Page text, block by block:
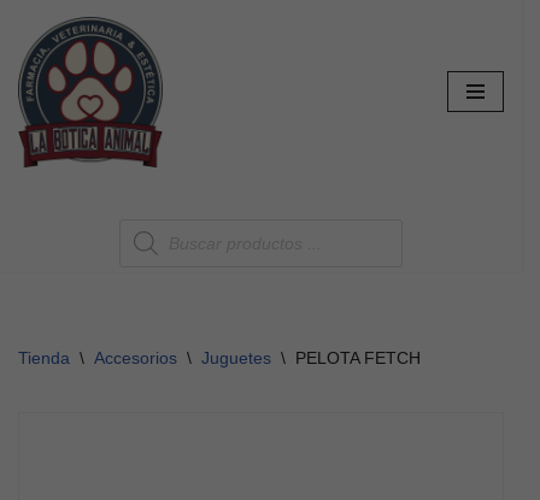
Saltar
al
contenido
Tienda \ Accesorios \ Juguetes \ PELOTA FETCH